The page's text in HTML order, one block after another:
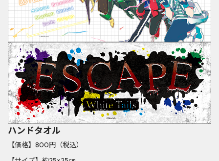
ハンドタオル
【価格】800円（税込）